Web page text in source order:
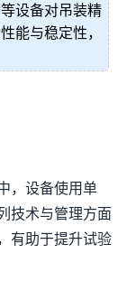
设备对吊装精
能与稳定性，
，设备使用单
技术与管理方面
有助于提升试验